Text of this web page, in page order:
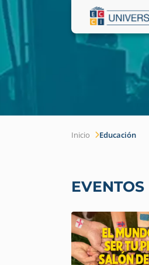
Inicio Educación
EVENTOS